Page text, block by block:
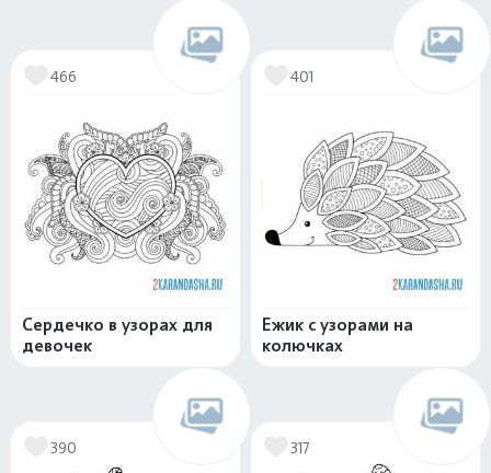
466
Сердечко в узорах для
девочек
401
Ежик с узорами на
колючках
390 317